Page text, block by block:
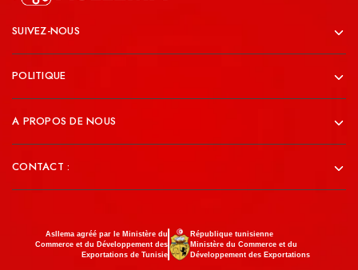
SUIVEZ-NOUS
POLITIQUE
A PROPOS DE NOUS
CONTACT :
Asllema agréé par le Ministère du
Commerce et du Développement des
Exportations de Tunisie
République tunisienne
Ministère du Commerce et du
Développement des Exportations